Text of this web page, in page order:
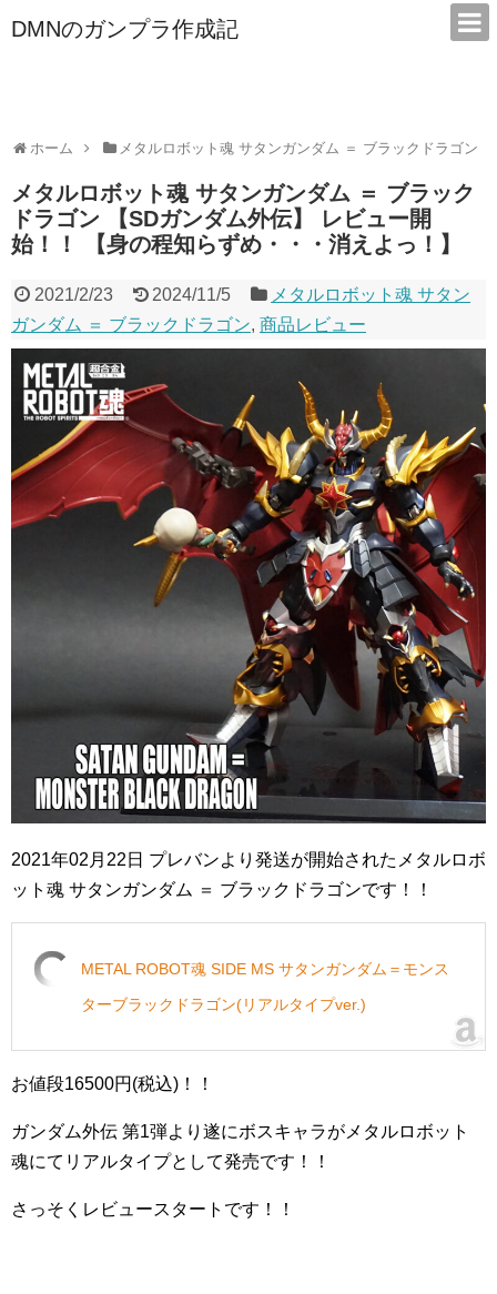
DMNのガンプラ作成記
ホーム メタルロボット魂 サタンガンダム ＝ ブラックドラゴン
メタルロボット魂 サタンガンダム ＝ ブラック
ドラゴン 【SDガンダム外伝】 レビュー開
始！！ 【身の程知らずめ・・・消えよっ！】
2021/2/23 2024/11/5
メタルロボット魂 サタン
ガンダム ＝ ブラックドラゴン, 商品レビュー
2021年02月22日 プレバンより発送が開始されたメタルロボ
ット魂 サタンガンダム ＝ ブラックドラゴンです！！
METAL ROBOT魂 SIDE MS サタンガンダム＝モンス
ターブラックドラゴン(リアルタイプver.)
お値段16500円(税込)！！
ガンダム外伝 第1弾より遂にボスキャラがメタルロボット
魂にてリアルタイプとして発売です！！
さっそくレビュースタートです！！